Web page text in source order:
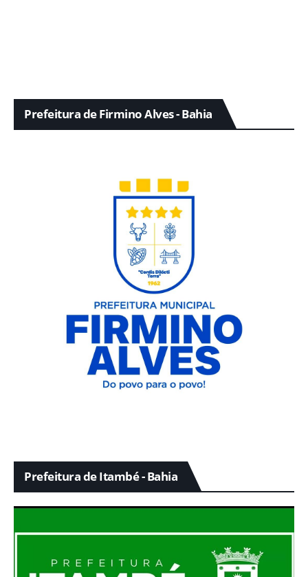
Prefeitura de Firmino Alves - Bahia
Prefeitura de Itambé - Bahia